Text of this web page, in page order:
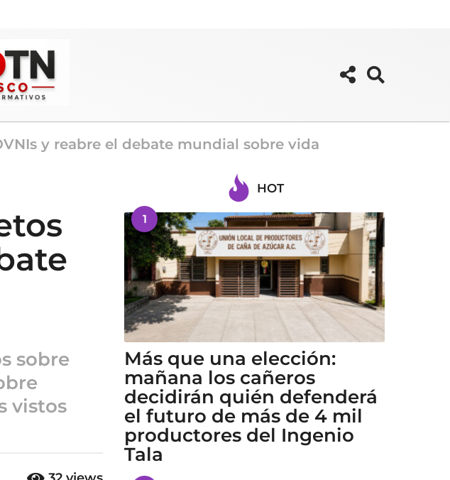
y reabre el debate mundial sobre vida
sobre
vistos
HOT
1
Más que una elección:
mañana los cañeros
decidirán quién defenderá
el futuro de más de 4 mil
productores del Ingenio
Tala